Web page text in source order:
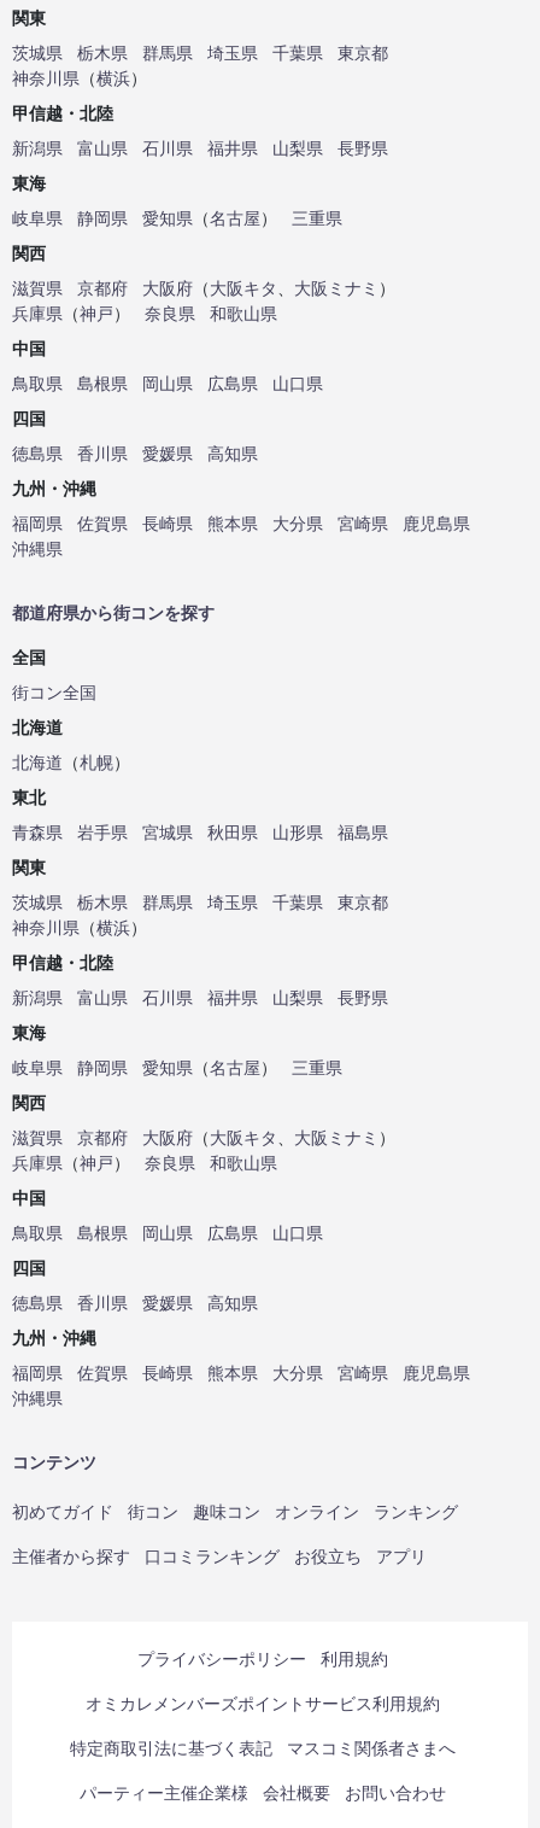
関東
茨城県
栃木県 群馬県 埼玉県 千葉県
東京都
神奈川県 （横浜）
甲信越・北陸
新潟県
富山県 石川県 福井県 山梨県
長野県
東海
岐阜県
静岡県 愛知県 （名古屋）
三重県
関西
滋賀県
京都府 大阪府 （大阪キタ 大阪ミナミ ）
兵庫県 （神戸） 奈良県
和歌山県
中国
鳥取県
島根県 岡山県 広島県
山口県
四国
徳島県
香川県 愛媛県
高知県
九州・沖縄
福岡県
佐賀県 長崎県 熊本県 大分県 宮崎県
鹿児島県
沖縄県
都道府県から街コンを探す
全国
街コン全国
北海道
北海道 （札幌）
東北
青森県
岩手県 宮城県 秋田県 山形県
福島県
関東
茨城県
栃木県 群馬県 埼玉県 千葉県
東京都
神奈川県 （横浜）
甲信越・北陸
新潟県
富山県 石川県 福井県 山梨県
長野県
東海
岐阜県
静岡県 愛知県 （名古屋）
三重県
関西
滋賀県
京都府 大阪府 （大阪キタ 大阪ミナミ ）
兵庫県 （神戸） 奈良県
和歌山県
中国
鳥取県
島根県 岡山県 広島県
山口県
四国
徳島県
香川県 愛媛県
高知県
九州・沖縄
福岡県
佐賀県 長崎県 熊本県 大分県 宮崎県
鹿児島県
沖縄県
コンテンツ
初めてガイド 街コン 趣味コン オンライン ランキング
主催者から探す 口コミランキング お役立ち アプリ
プライバシーポリシー 利用規約
オミカレメンバーズポイントサービス利用規約
特定商取引法に基づく表記 マスコミ関係者さまへ
パーティー主催企業様 会社概要 お問い合わせ